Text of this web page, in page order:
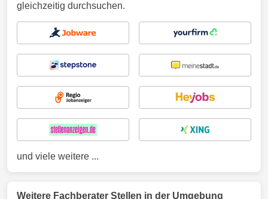
gleichzeitig durchsuchen.
und viele weitere ...
Weitere Fachberater Stellen in der Umgebung